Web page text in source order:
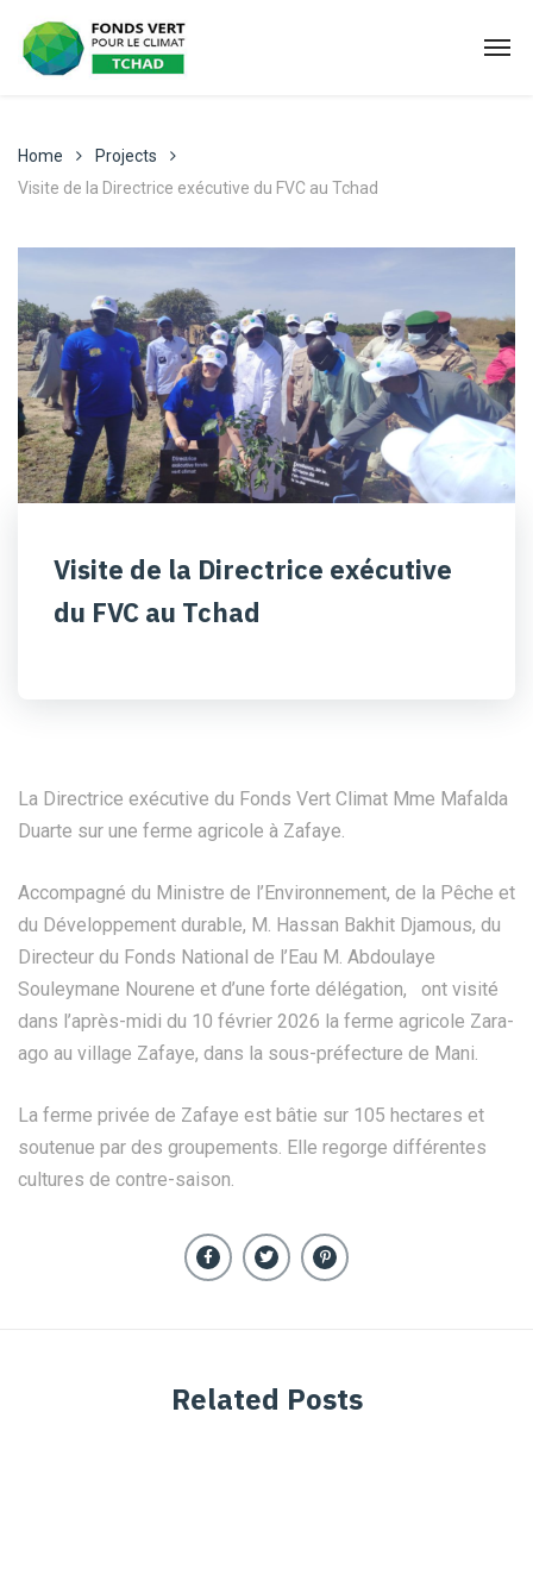
Home
Projects
Visite de la Directrice exécutive du FVC au Tchad
Visite de la Directrice exécutive
du FVC au Tchad
La Directrice exécutive du Fonds Vert Climat Mme Mafalda
Duarte sur une ferme agricole à Zafaye.
Accompagné du Ministre de l’Environnement, de la Pêche et
du Développement durable, M. Hassan Bakhit Djamous, du
Directeur du Fonds National de l’Eau M. Abdoulaye
Souleymane Nourene et d’une forte délégation, ont visité
dans l’après-midi du 10 février 2026 la ferme agricole Zara-
ago au village Zafaye, dans la sous-préfecture de Mani.
La ferme privée de Zafaye est bâtie sur 105 hectares et
soutenue par des groupements. Elle regorge différentes
cultures de contre-saison.
Related Posts